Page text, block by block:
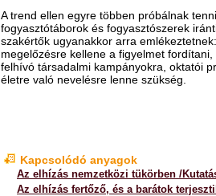
A trend ellen egyre többen próbálnak
fogyasztótáborok és fogyasztószerek
szakértők ugyanakkor arra
megelőzésre kellene a figyelmet
felhívó társadalmi kampányokra, oktatói
életre való nevelésre lenne szükség.
Kapcsolódó anyagok
Az elhízás nemzetközi tükörben /
Az elhízás fertőző, és a barátok